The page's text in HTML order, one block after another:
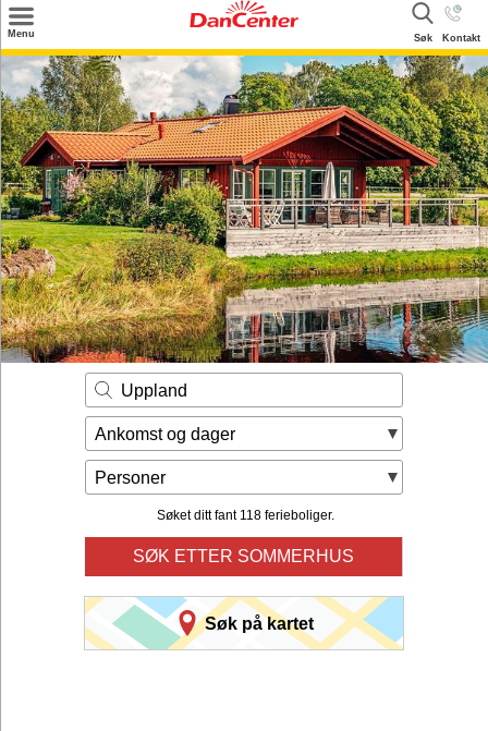
Menu Kontakt
Søk
Søk
Tilbud
Inspirasjon
Info
Service
Kontakt
Eier login
Uppland
Ankomst og dager
Personer
Søket ditt fant 118 ferieboliger.
SØK ETTER SOMMERHUS
Søk på kartet